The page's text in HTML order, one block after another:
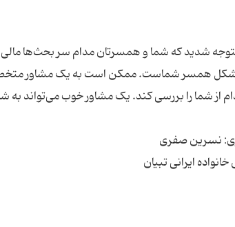
شدید که شما و همسرتان مدام سر بحث‌ها
همسر شماست. ممکن است به یک مشاور متخصص